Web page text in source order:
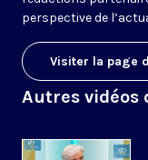
perspective de
Visiter la page
Autres vidéos